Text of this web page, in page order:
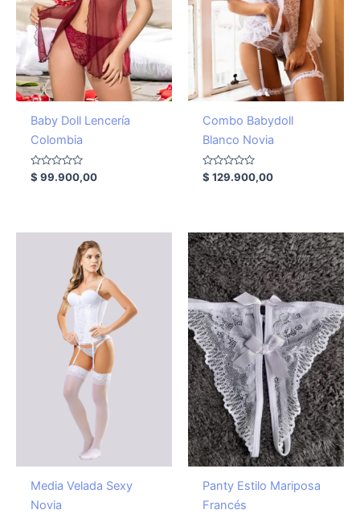
Baby Doll Lencería
Colombia
Valorado
con
$ 99.900,00
Combo Babydoll
Blanco Novia
Valorado
con
$ 129.900,00
Media Velada Sexy
Novia
Panty Estilo Mariposa
Francés